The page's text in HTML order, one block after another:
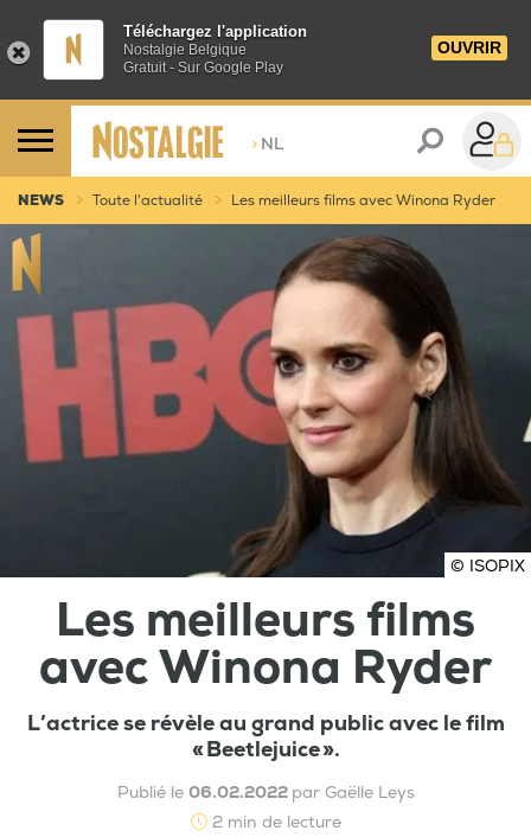
Téléchargez l'application
Nostalgie Belgique
Gratuit - Sur Google Play
OUVRIR
> NL
NEWS Toute l'actualité Les meilleurs films avec Winona Ryder
© ISOPIX
Les meilleurs films
avec Winona Ryder
L’actrice se révèle au grand public avec le film
« Beetlejuice ».
Publié le 06.02.2022 par Gaëlle Leys
2 min de lecture